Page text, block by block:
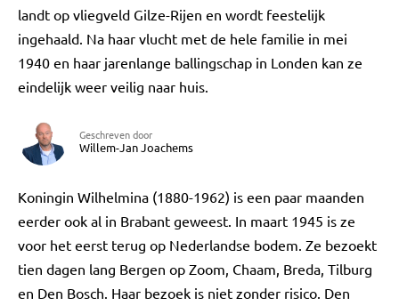
landt op vliegveld Gilze-Rijen en wordt feestelijk
ingehaald. Na haar vlucht met de hele familie in mei
1940 en haar jarenlange ballingschap in Londen kan ze
eindelijk weer veilig naar huis.
Geschreven door
Willem-Jan Joachems
Koningin Wilhelmina (1880-1962) is een paar maanden
eerder ook al in Brabant geweest. In maart 1945 is ze
voor het eerst terug op Nederlandse bodem. Ze bezoekt
tien dagen lang Bergen op Zoom, Chaam, Breda, Tilburg
en Den Bosch. Haar bezoek is niet zonder risico. Den